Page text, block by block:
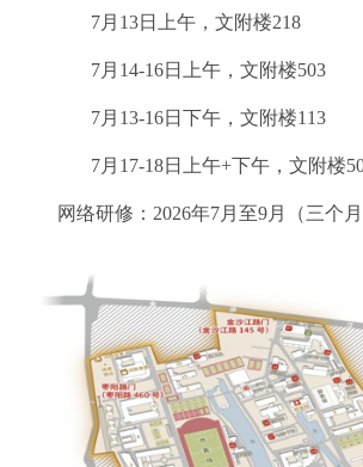
7月 13日上午，文附楼218
7月 14-16日上午，文附楼503
7月 13-16日下午，文附楼113
7月 17-18日上午+下午，文附楼
网络研修： 2026年7月至9月（三个月